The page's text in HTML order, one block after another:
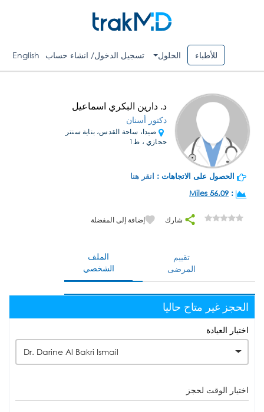
للأطباء الحلول تسجيل الدخول/ انشاء حساب English
د. دارين البكري اسماعيل
دكتور أسنان
صيدا، ساحة القدس، بناية سنتر
حجازي ، ط1
الحصول على الاتجاهات : انقر هنا
:
56.09 Miles
شارك إضافة إلى المفضلة
الملف
الشخصي
تقييم
المرضى
الحجز غير متاح حاليا
اختيار العيادة
Dr. Darine Al Bakri Ismail
اختيار الوقت لحجز